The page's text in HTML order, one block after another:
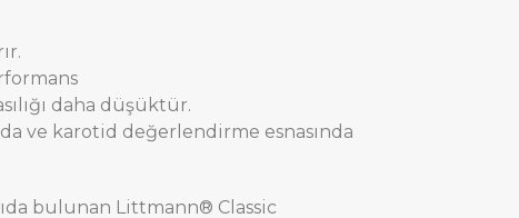
daha düşüktür.
ve karotid değerlendirme esnasında
bulunan Littmann® Classic